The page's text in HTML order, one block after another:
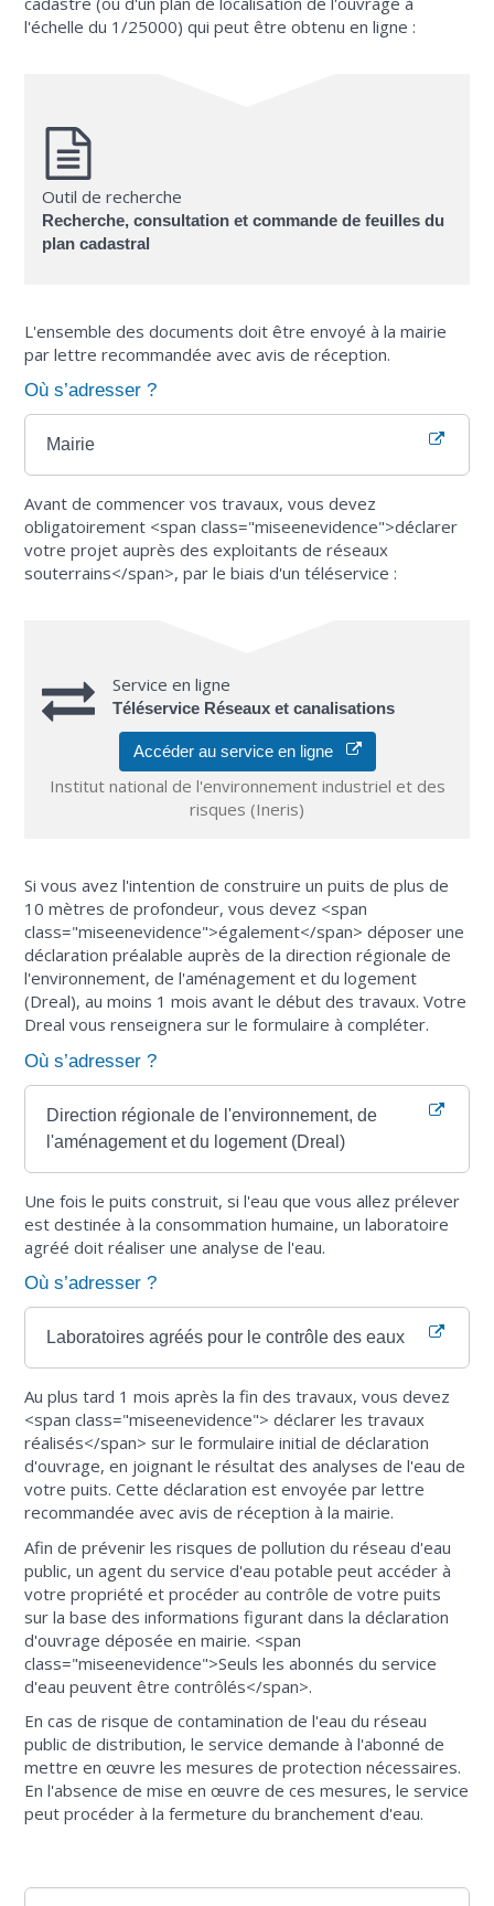
l'échelle du 1/25000) qui peut être obtenu en ligne :
Outil de recherche
Recherche, consultation et commande de feuilles du
plan cadastral
L'ensemble des documents doit être envoyé à la mairie
par lettre recommandée avec avis de réception.
Où s’adresser ?
Mairie
Avant de commencer vos travaux, vous devez
obligatoirement <span class="miseenevidence">déclarer
votre projet auprès des exploitants de réseaux
souterrains</span>, par le biais d'un téléservice :
Service en ligne
Téléservice Réseaux et canalisations
Accéder au service en ligne
Institut national de l'environnement industriel et des
risques (Ineris)
Si vous avez l'intention de construire un puits de plus de
10 mètres de profondeur, vous devez <span
class="miseenevidence">également</span> déposer une
déclaration préalable auprès de la direction régionale de
l'environnement, de l'aménagement et du logement
(Dreal), au moins 1 mois avant le début des travaux. Votre
Dreal vous renseignera sur le formulaire à compléter.
Où s’adresser ?
Direction régionale de l'environnement, de
l'aménagement et du logement (Dreal)
Une fois le puits construit, si l'eau que vous allez prélever
est destinée à la consommation humaine, un laboratoire
agréé doit réaliser une analyse de l'eau.
Où s’adresser ?
Laboratoires agréés pour le contrôle des eaux
Au plus tard 1 mois après la fin des travaux, vous devez
<span class="miseenevidence"> déclarer les travaux
réalisés</span> sur le formulaire initial de déclaration
d'ouvrage, en joignant le résultat des analyses de l'eau de
votre puits. Cette déclaration est envoyée par lettre
recommandée avec avis de réception à la mairie.
Afin de prévenir les risques de pollution du réseau d'eau
public, un agent du service d'eau potable peut accéder à
votre propriété et procéder au contrôle de votre puits
sur la base des informations figurant dans la déclaration
d'ouvrage déposée en mairie. <span
class="miseenevidence">Seuls les abonnés du service
d'eau peuvent être contrôlés</span>.
En cas de risque de contamination de l'eau du réseau
public de distribution, le service demande à l'abonné de
mettre en œuvre les mesures de protection nécessaires.
En l'absence de mise en œuvre de ces mesures, le service
peut procéder à la fermeture du branchement d'eau.